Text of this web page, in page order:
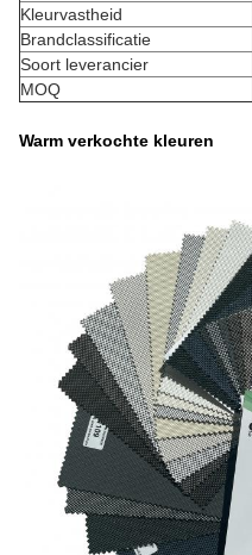
Kleurvastheid
Brandclassificatie
Soort leverancier
MOQ
Warm verkochte kleuren